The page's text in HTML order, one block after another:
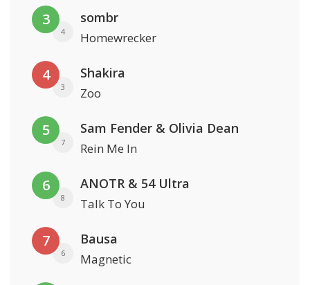
3
4
sombr
Homewrecker
4
3
Shakira
Zoo
5
7
Sam Fender & Olivia Dean
Rein Me In
6
8
ANOTR & 54 Ultra
Talk To You
7
6
Bausa
Magnetic